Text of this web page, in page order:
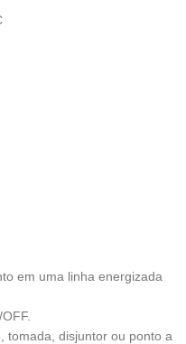
em uma linha energizada
tomada, disjuntor ou ponto a